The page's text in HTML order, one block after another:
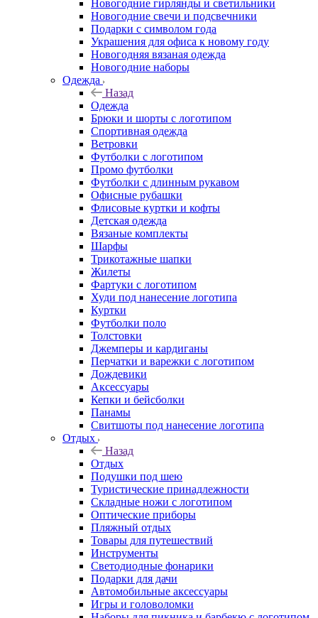
Новогодние гирлянды и светильники
Новогодние свечи и подсвечники
Подарки с символом года
Украшения для офиса к новому году
Новогодняя вязаная одежда
Новогодние наборы
Одежда
Назад
Одежда
Брюки и шорты с логотипом
Спортивная одежда
Ветровки
Футболки с логотипом
Промо футболки
Футболки с длинным рукавом
Офисные рубашки
Флисовые куртки и кофты
Детская одежда
Вязаные комплекты
Шарфы
Трикотажные шапки
Жилеты
Фартуки с логотипом
Худи под нанесение логотипа
Куртки
Футболки поло
Толстовки
Джемперы и кардиганы
Перчатки и варежки с логотипом
Дождевики
Аксессуары
Кепки и бейсболки
Панамы
Свитшоты под нанесение логотипа
Отдых
Назад
Отдых
Подушки под шею
Туристические принадлежности
Складные ножи с логотипом
Оптические приборы
Пляжный отдых
Товары для путешествий
Инструменты
Светодиодные фонарики
Подарки для дачи
Автомобильные аксессуары
Игры и головоломки